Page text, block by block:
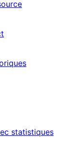
statistiques